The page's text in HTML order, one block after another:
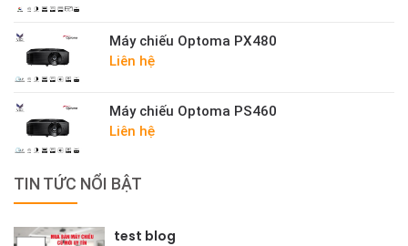
Máy chiếu Optoma PX480
Liên hệ
Máy chiếu Optoma PS460
Liên hệ
TIN TỨC NỔI BẬT
test blog